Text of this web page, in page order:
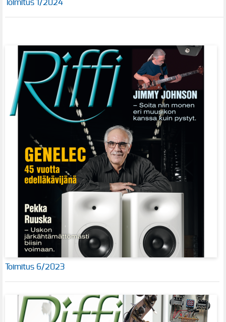
Toimitus 1/2024
Toimitus 6/2023